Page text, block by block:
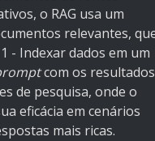
o RAG usa um
relevantes,
- Indexar dados em um
com os
de pesquisa, onde o
eficácia em cenários
mais ricas.